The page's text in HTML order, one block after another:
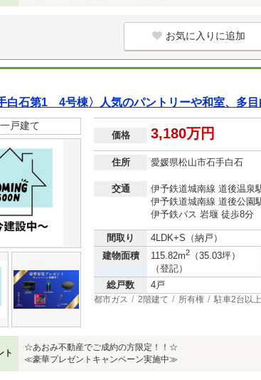
お気に入りに追加
白石第1 4号棟〉人気のパントリーや和室、多
戸建て
価格 3,180万円
住所 愛媛県松山市石手白石
交通
伊予鉄道城南線 道後温泉
伊予鉄道城南線 道後公園
伊予鉄バス 岩堰 徒歩8分
間取り
4LDK+S（納戸）
建物面積
115.82m2
（35.03坪）
（登記）
総戸数
4戸
都市ガス 2階建て 所有権 駐車2台以上
ト
☆あおみ不動産でご成約の方限定！！☆
≪豪華プレゼントキャンペーン実施中≫